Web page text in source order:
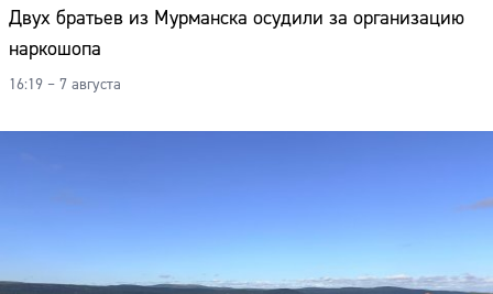
Двух братьев из Мурманска осудили за организацию
наркошопа
16:19 – 7 августа